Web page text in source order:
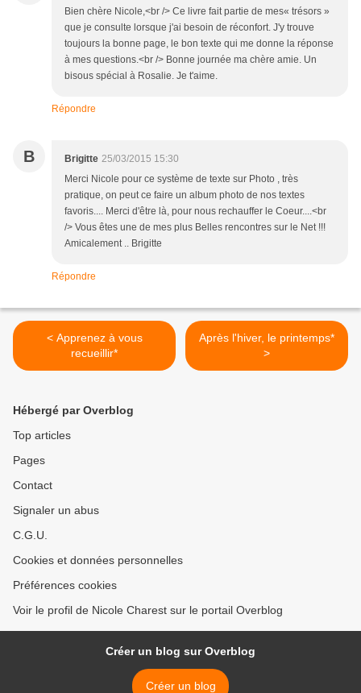
Bien chère Nicole,<br /> Ce livre fait partie de mes« trésors »
que je consulte lorsque j'ai besoin de réconfort. J'y trouve
toujours la bonne page, le bon texte qui me donne la réponse
à mes questions.<br /> Bonne journée ma chère amie. Un
bisous spécial à Rosalie. Je t'aime.
Répondre
B Brigitte 25/03/2015 15:30
Merci Nicole pour ce système de texte sur Photo , très
pratique, on peut ce faire un album photo de nos textes
favoris.... Merci d'être là, pour nous rechauffer le Coeur....<br
/> Vous êtes une de mes plus Belles rencontres sur le Net !!!
Amicalement .. Brigitte
Répondre
< Apprenez à vous
recueillir*
Après l'hiver, le printemps*
>
Hébergé par Overblog
Top articles
Pages
Contact
Signaler un abus
C.G.U.
Cookies et données personnelles
Préférences cookies
Voir le profil de Nicole Charest sur le portail Overblog
Créer un blog sur Overblog
Créer un blog